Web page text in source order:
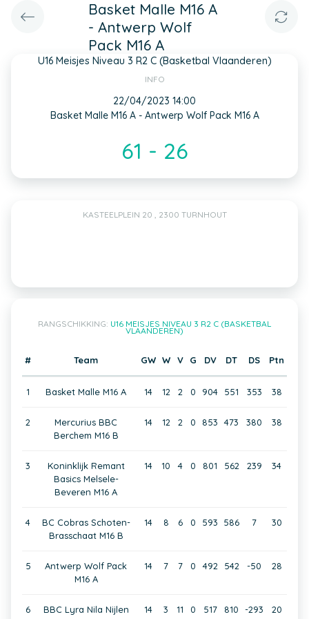
Basket Malle M16 A
- Antwerp Wolf
Pack M16 A
U16 Meisjes Niveau 3 R2 C (Basketbal Vlaanderen)
INFO
22/04/2023 14:00
Basket Malle M16 A - Antwerp Wolf Pack M16 A
61 - 26
KASTEELPLEIN 20 , 2300 TURNHOUT
RANGSCHIKKING: U16 MEISJES NIVEAU 3 R2 C (BASKETBAL
VLAANDEREN)
# Team GW W V G DV DT DS Ptn
1 Basket Malle M16 A 14 12 2 0 904 551 353 38
2
Mercurius BBC
Berchem M16 B
14 12 2 0 853 473 380 38
3
Koninklijk Remant
Basics Melsele-
Beveren M16 A
14 10 4 0 801 562 239 34
4
BC Cobras Schoten-
Brasschaat M16 B
14 8 6 0 593 586 7 30
5
Antwerp Wolf Pack
M16 A
14 7 7 0 492 542 -50 28
6
BBC Lyra Nila Nijlen
14 3 11 0 517 810 -293 20